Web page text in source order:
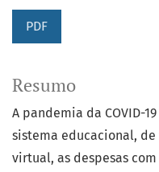
PDF
Resumo
A pandemia da COVID-
sistema educacional,
virtual, as despesas